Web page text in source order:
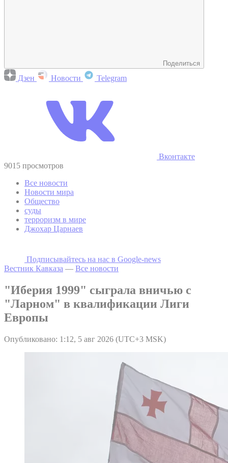
Поделиться
Дзен Новости Telegram
Вконтакте
9015 просмотров
Все новости
Новости мира
Общество
суды
терроризм в мире
Джохар Царнаев
Подписывайтесь на наc в Google-news
Вестник Кавказа — Все новости
"Иберия 1999" сыграла вничью с
"Ларном" в квалификации Лиги
Европы
Опубликовано: 1:12, 5 авг 2026 (UTC+3 MSK)